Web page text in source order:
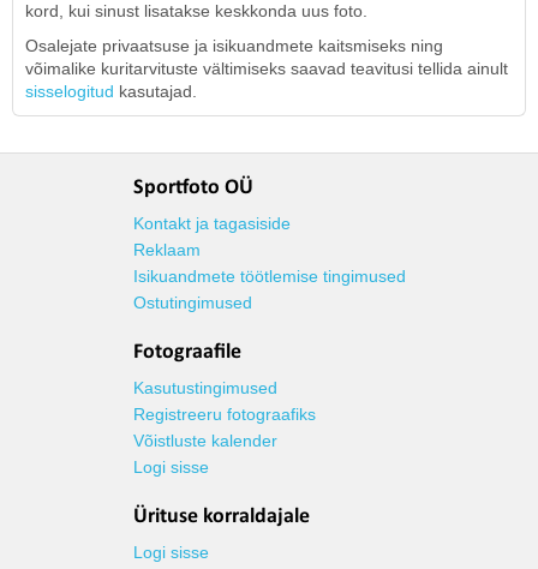
kord, kui sinust lisatakse keskkonda uus foto.
Osalejate privaatsuse ja isikuandmete kaitsmiseks ning
võimalike kuritarvituste vältimiseks saavad teavitusi tellida ainult
sisselogitud kasutajad.
Sportfoto OÜ
Kontakt ja tagasiside
Reklaam
Isikuandmete töötlemise tingimused
Ostutingimused
Fotograafile
Kasutustingimused
Registreeru fotograafiks
Võistluste kalender
Logi sisse
Ürituse korraldajale
Logi sisse